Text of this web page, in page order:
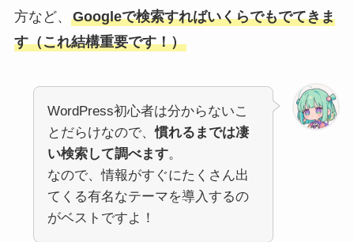
方など、 Googleで検索すればいくらでもでてきま
す（これ結構重要です！）
WordPress初心者は分からないこ
とだらけなので、慣れるまでは凄
い検索して調べます。
なので、情報がすぐにたくさん出
てくる有名なテーマを導入するの
がベストですよ！